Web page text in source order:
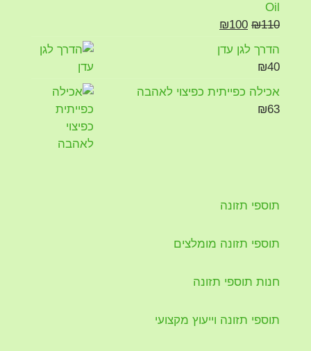
Oil
₪110
₪100
הדרך לגן עדן
₪40
אכילה כפייתית כפיצוי לאהבה
₪63
תוספי תזונה
תוספי תזונה מומלצים
חנות תוספי תזונה
תוספי תזונה וייעוץ מקצועי